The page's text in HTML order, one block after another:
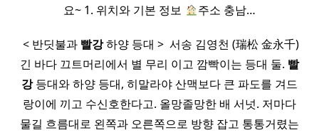
요~ 1. 위치와 기본 정보 주소​ 충남…
​ < 반딧불과 빨강하양 등대 > ​ 서송 김영천 (瑞松 金永千)
긴 바다 끄트머리에서 별 무리 이고 깜빡이는 등대 둘. 빨
강등대와 하양 등대, 히말라야 산맥보다 큰 파도를 겨드
랑이에 끼고 수신호한다고. 올망졸망한 배 서넛. 저마다
물길 흐름대로 왼쪽과 오른쪽으로 방향 잡고 통통거렸는